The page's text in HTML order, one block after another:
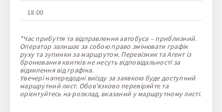
18:00
*Час прибуття та відправлення автобуса – приблизний.
Оператор залишає за собою право змінювати графік
руху та зупинки за маршрутом. Перевізник та Агент із
бронювання квитків не несуть відповідальності за
відхилення від графіка.
Увечері напередодні виїзду за заявкою буде доступний
маршрутний лист. Обов'язково перевіряйте та
орієнтуйтесь на розклад, вказаний у маршрутному листі.